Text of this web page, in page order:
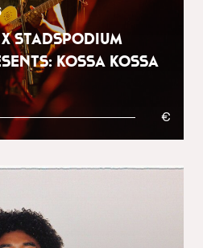
x Stadspodium
Kossa Kossa
€